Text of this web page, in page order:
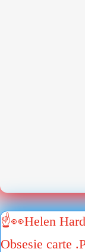
☝👀Helen
Obsesie carte